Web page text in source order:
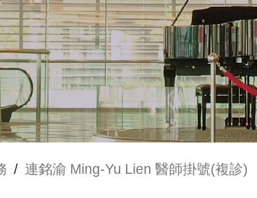
/ 連銘渝 Ming-Yu Lien 醫師掛號(複診)